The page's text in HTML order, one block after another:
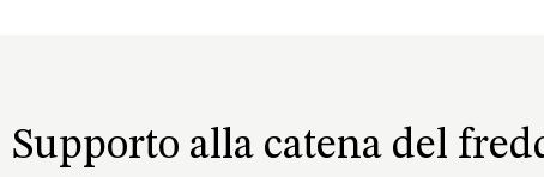
Supporto alla catena del